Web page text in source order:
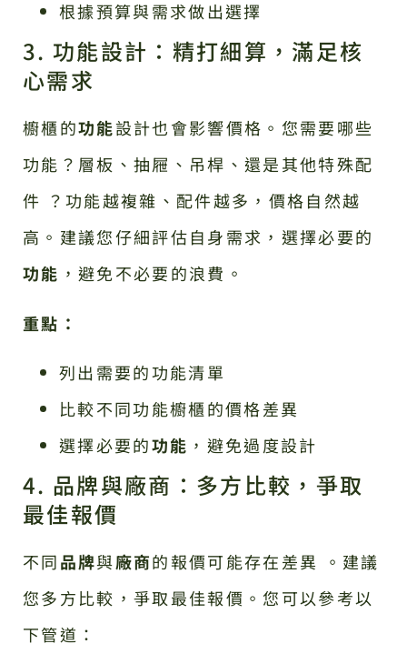
根據預算與需求做出選擇
3. 功能設計：精打細算，滿足核
心需求
櫥櫃的功能設計也會影響價格。您需要哪些
功能？層板、抽屜、吊桿、還是其他特殊配
件 ？功能越複雜、配件越多，價格自然越
高。建議您仔細評估自身需求，選擇必要的
功能 ，避免不必要的浪費。
重點：
列出需要的功能清單
比較不同功能櫥櫃的價格差異
選擇必要的功能 ，避免過度設計
4. 品牌與廠商：多方比較，爭取
最佳報價
不同品牌與廠商的報價可能存在差異 。建議
您多方比較，爭取最佳報價。您可以參考以
下管道：